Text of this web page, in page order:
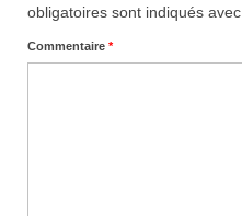
obligatoires sont indiqués avec
Commentaire *